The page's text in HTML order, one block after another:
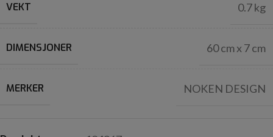
VEKT 0.7 kg
DIMENSJONER 60 cm x 7 cm
MERKER NOKEN DESIGN